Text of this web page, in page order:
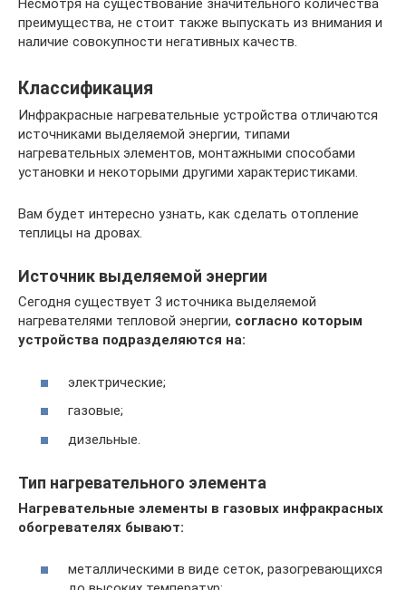
Несмотря на существование значительного количества
преимущества, не стоит также выпускать из внимания и
наличие совокупности негативных качеств.
Классификация
Инфракрасные нагревательные устройства отличаются
источниками выделяемой энергии, типами
нагревательных элементов, монтажными способами
установки и некоторыми другими характеристиками.
Вам будет интересно узнать, как сделать отопление
теплицы на дровах.
Источник выделяемой энергии
Сегодня существует 3 источника выделяемой
нагревателями тепловой энергии, согласно которым
устройства подразделяются на:
электрические;
газовые;
дизельные.
Тип нагревательного элемента
Нагревательные элементы в газовых инфракрасных
обогревателях бывают:
металлическими в виде сеток, разогревающихся